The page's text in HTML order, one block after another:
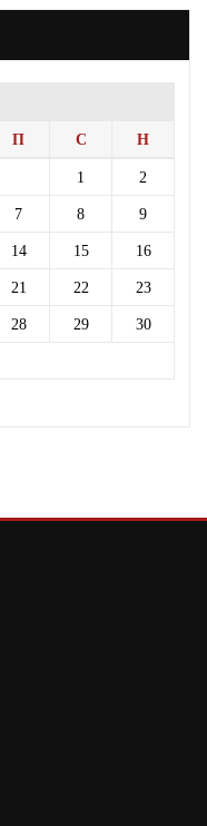
П С Н
1 2
7 8 9
14 15 16
21 22 23
28 29 30